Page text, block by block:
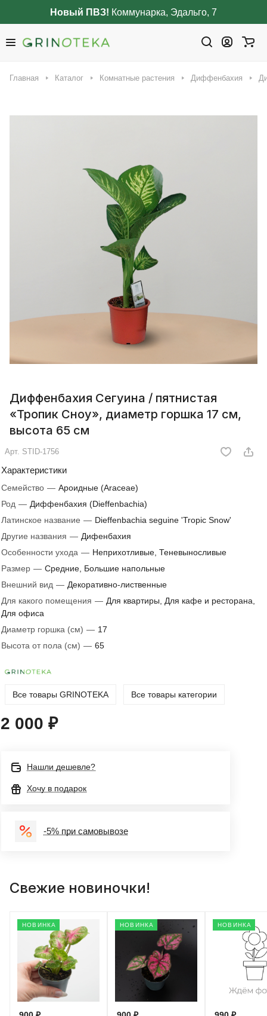
Новый ПВЗ! Коммунарка, Эдальго, 7
Главная Каталог Комнатные растения Диффенбахия
Диффенбахия Сегуина / пятнистая
«Тропик Сноу», диаметр горшка 17 см,
высота 65 см
Арт. STID-1756
Характеристики
Семейство — Ароидные (Araceae)
Род — Диффенбахия (Dieffenbachia)
Латинское название — Dieffenbachia seguine 'Tropic Snow'
Другие названия — Дифенбахия
Особенности ухода — Неприхотливые, Теневыносливые
Размер — Средние, Большие напольные
Внешний вид — Декоративно-лиственные
Для какого помещения — Для квартиры, Для кафе и ресторана,
Для офиса
Диаметр горшка (см) — 17
Высота от пола (см) — 65
Все товары GRINOTEKA Все товары категории
2 000 ₽
Нашли дешевле?
Хочу в подарок
-5% при самовывозе
Свежие новиночки!
НОВИНКА НОВИНКА НОВИНКА